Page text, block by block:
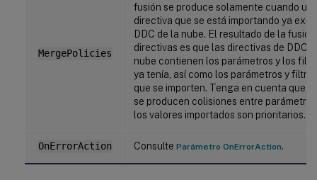
MergePolicies
fusión se produce solamente cuando
directiva que se está importando ya
DDC de la nube. El resultado de la
directivas es que las directivas de DDC
nube contienen los parámetros y los
ya tenía, así como los parámetros y
que se importen. Tenga en cuenta que,
se producen colisiones entre
los valores importados son prioritarios.
OnErrorAction Consulte Parámetro OnErrorAction.